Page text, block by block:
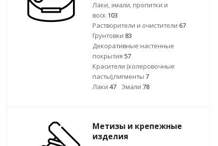
Лаки, эмали, пропитки и
воск 103
Растворители и очистители 67
Грунтовки 83
Декоративные настенные
покрытия 57
Красители (колеровочные
пасты),пигменты 7
Лаки 47 Эмали 78
Метизы и крепежные
изделия